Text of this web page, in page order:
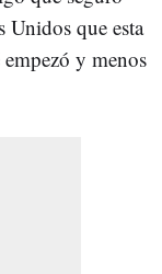
Unidos que esta
y menos